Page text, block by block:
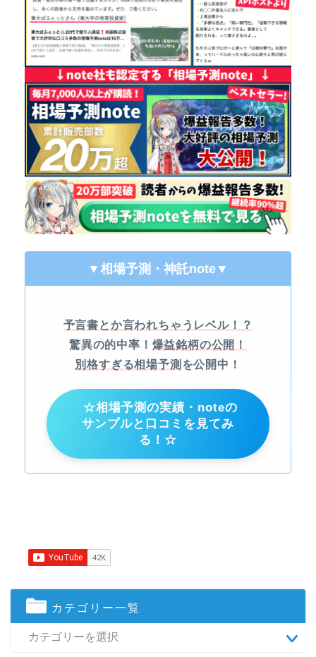
▼相場予測・神託note ▼
予言書とか言われちゃうレベル！？
驚異の的中率！ 爆益銘柄の公開！
別格すぎる相場予測 を公開中！
☆相場予測の実績・noteの
サンプルと口コミを見てみ
る！☆
カテゴリー一覧